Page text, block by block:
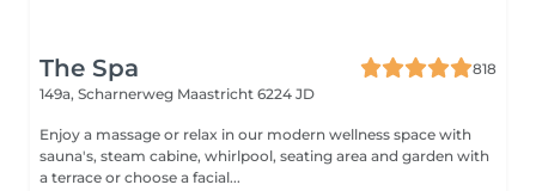
The Spa
818
149a, Scharnerweg Maastricht 6224 JD
Enjoy a massage or relax in our modern wellness space with
sauna's, steam cabine, whirlpool, seating area and garden with
a terrace or choose a facial...